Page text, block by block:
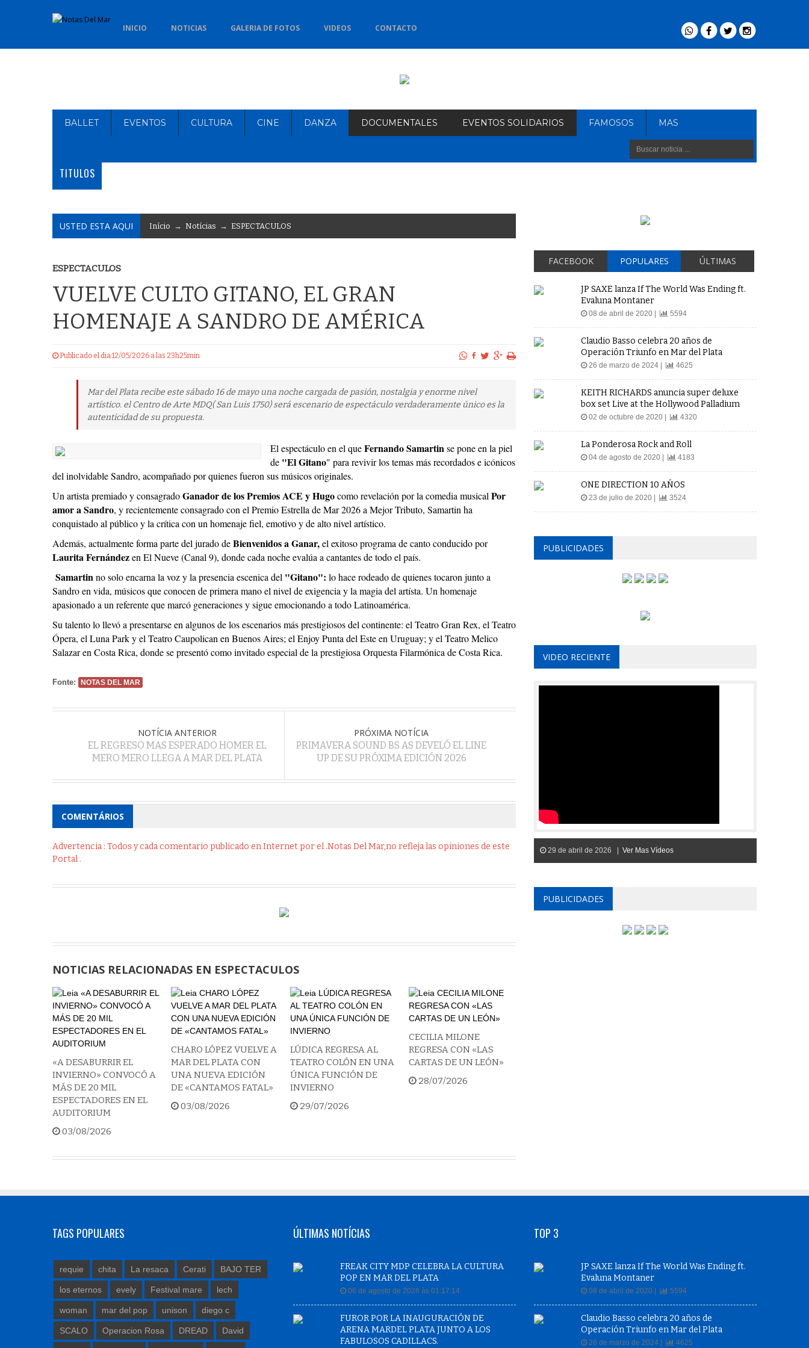
INICIO NOTICIAS GALERIA DE FOTOS VIDEOS CONTACTO
BALLET EVENTOS CULTURA CINE DANZA DOCUMENTALES EVENTOS SOLIDARIOS FAMOSOS MAS
TITULOS
USTED ESTA AQUI Início → Notícias → ESPECTACULOS
ESPECTACULOS
VUELVE CULTO GITANO, EL GRAN
HOMENAJE A SANDRO DE AMÉRICA
Publicado el dia 12/05/2026 a las 23h25min
Mar del Plata recibe este sábado 16 de mayo una noche cargada de pasión, nostalgia y enorme nivel
artístico. el Centro de Arte MDQ( San Luis 1750) será escenario de espectáculo verdaderamente único es la
autenticidad de su propuesta.
El espectáculo en el queFernando Samartin se pone en la piel
de"El Gitano" para revivir los temas más recordados e icónicos
del inolvidable Sandro, acompañado por quienes fueron sus músicos originales.
Un artista premiado y consagradoGanador de los Premios ACE y Hugocomo revelación por la comedia musical Por
amor a Sandro, y recientemente consagrado con el Premio Estrella de Mar 2026 a Mejor Tributo, Samartin ha
conquistado al público y la crítica con un homenaje fiel, emotivo y de alto nivel artístico.
Además, actualmente forma parte del jurado deBienvenidos a Ganar,el exitoso programa de canto conducido por
Laurita Fernándezen El Nueve (Canal 9), donde cada noche evalúa a cantantes de todo el país.
Samartinno solo encarna la voz y la presencia escenica del "Gitano": lo hace rodeado de quienes tocaron junto a
Sandro en vida, músicos que conocen de primera mano el nivel de exigencia y la magia del artísta. Un homenaje
apasionado a un referente que marcó generaciones y sigue emocionando a todo Latinoamérica.
Su talento lo llevó a presentarse en algunos de los escenarios más prestigiosos del continente: el Teatro Gran Rex, el Teatro
Ópera, el Luna Park y el Teatro Caupolican en Buenos Aires; el Enjoy Punta del Este en Uruguay; y el Teatro Melico
Salazar en Costa Rica, donde se presentó como invitado especial de la prestigiosa Orquesta Filarmónica de Costa Rica.
Fonte: NOTAS DEL MAR
NOTÍCIA ANTERIOR
EL REGRESO MAS ESPERADO HOMER EL
MERO MERO LLEGA A MAR DEL PLATA
PRÓXIMA NOTÍCIA
PRIMAVERA SOUND BS AS DEVELÓ EL LINE
UP DE SU PRÓXIMA EDICIÓN 2026
COMENTÁRIOS
Advertencia : Todos y cada comentario publicado en Internet por el .Notas Del Mar,no refleja las opiniones de este
Portal .
NOTICIAS RELACIONADAS EN ESPECTACULOS
«A DESABURRIR EL
INVIERNO» CONVOCÓ A
MÁS DE 20 MIL
ESPECTADORES EN EL
AUDITORIUM
03/08/2026
CHARO LÓPEZ VUELVE A
MAR DEL PLATA CON
UNA NUEVA EDICIÓN
DE «CANTAMOS FATAL»
03/08/2026
LÚDICA REGRESA AL
TEATRO COLÓN EN UNA
ÚNICA FUNCIÓN DE
INVIERNO
29/07/2026
CECILIA MILONE
REGRESA CON «LAS
CARTAS DE UN LEÓN»
28/07/2026
FACEBOOK POPULARES ÚLTIMAS
JP SAXE lanza If The World Was Ending ft.
Evaluna Montaner
08 de abril de 2020 | 5594
Claudio Basso celebra 20 años de
Operación Triunfo en Mar del Plata
26 de marzo de 2024 | 4625
KEITH RICHARDS anuncia super deluxe
box set Live at the Hollywood Palladium
02 de octubre de 2020 | 4320
La Ponderosa Rock and Roll
04 de agosto de 2020 | 4183
ONE DIRECTION 10 AÑOS
23 de julio de 2020 | 3524
PUBLICIDADES
VIDEO RECIENTE
29 de abril de 2026 | Ver Mas Vídeos
PUBLICIDADES
TAGS POPULARES
requie chita La resaca Cerati BAJO TER
los eternos evely Festival mare lech
woman mar del pop unison diego c
SCALO Operacion Rosa DREAD David
ÚLTIMAS NOTÍCIAS
FREAK CITY MDP CELEBRA LA CULTURA
POP EN MAR DEL PLATA
06 de agosto de 2026 às 01:17:14
FUROR POR LA INAUGURACIÓN DE
ARENA MARDEL PLATA JUNTO A LOS
FABULOSOS CADILLACS.
TOP 3
JP SAXE lanza If The World Was Ending ft.
Evaluna Montaner
08 de abril de 2020 | 5594
Claudio Basso celebra 20 años de
Operación Triunfo en Mar del Plata
26 de marzo de 2024 | 4625